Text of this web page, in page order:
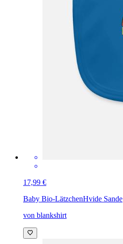
17,99 €
Baby Bio-LätzchenHvide Sande
von blankshirt